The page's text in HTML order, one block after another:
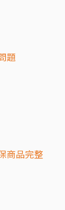
題
商品完整